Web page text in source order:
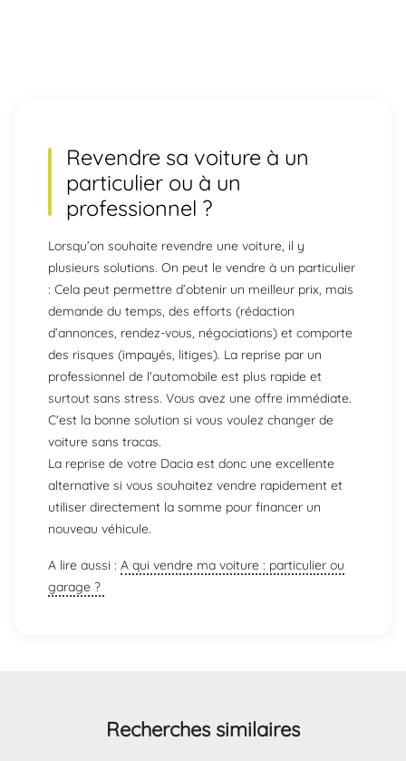
Revendre sa voiture à un
particulier ou à un
professionnel ?
Lorsqu’on souhaite revendre une voiture, il y
plusieurs solutions. On peut le vendre à un particulier
: Cela peut permettre d’obtenir un meilleur prix, mais
demande du temps, des efforts (rédaction
d’annonces, rendez-vous, négociations) et comporte
des risques (impayés, litiges). La reprise par un
professionnel de l'automobile est plus rapide et
surtout sans stress. Vous avez une offre immédiate.
C'est la bonne solution si vous voulez changer de
voiture sans tracas.
La reprise de votre Dacia est donc une excellente
alternative si vous souhaitez vendre rapidement et
utiliser directement la somme pour financer un
nouveau véhicule.
A lire aussi : A qui vendre ma voiture : particulier ou
garage ?
Recherches similaires